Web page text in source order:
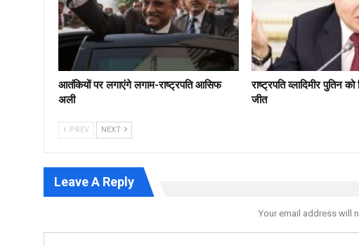
आतंकियों पर लगाएंगे लगाम-राष्ट्रपति आसिफ
अली
राष्ट्रपति व्लादिमीर पुतिन
जीत
PREV NEXT
Leave A Reply
Your email address will